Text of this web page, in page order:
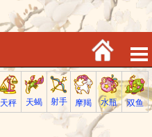
天秤 天蝎 射手 摩羯 水瓶 双鱼